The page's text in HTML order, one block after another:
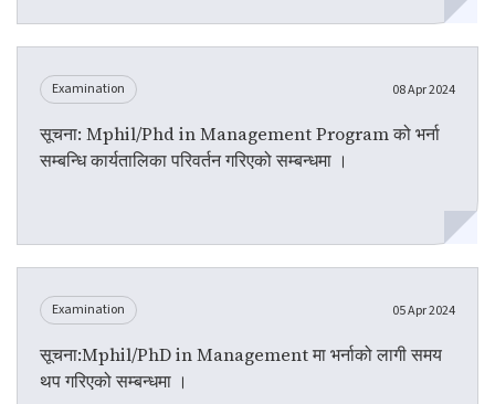
Examination 08 Apr 2024
सूचना: Mphil/Phd in Management Program को भर्ना
सम्बन्धि कार्यतालिका परिवर्तन गरिएको सम्बन्धमा ।
Examination 05 Apr 2024
सूचना:Mphil/PhD in Management मा भर्नाको लागी समय
थप गरिएको सम्बन्धमा ।